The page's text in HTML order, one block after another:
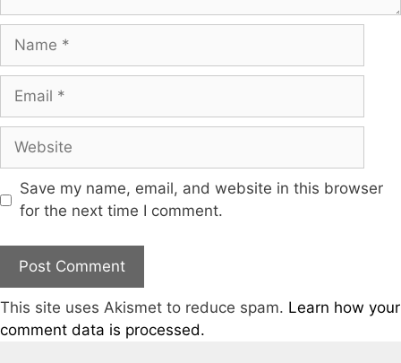
Save my name, email, and website in this browser
for the next time I comment.
This site uses Akismet to reduce spam. Learn how your
comment data is processed.